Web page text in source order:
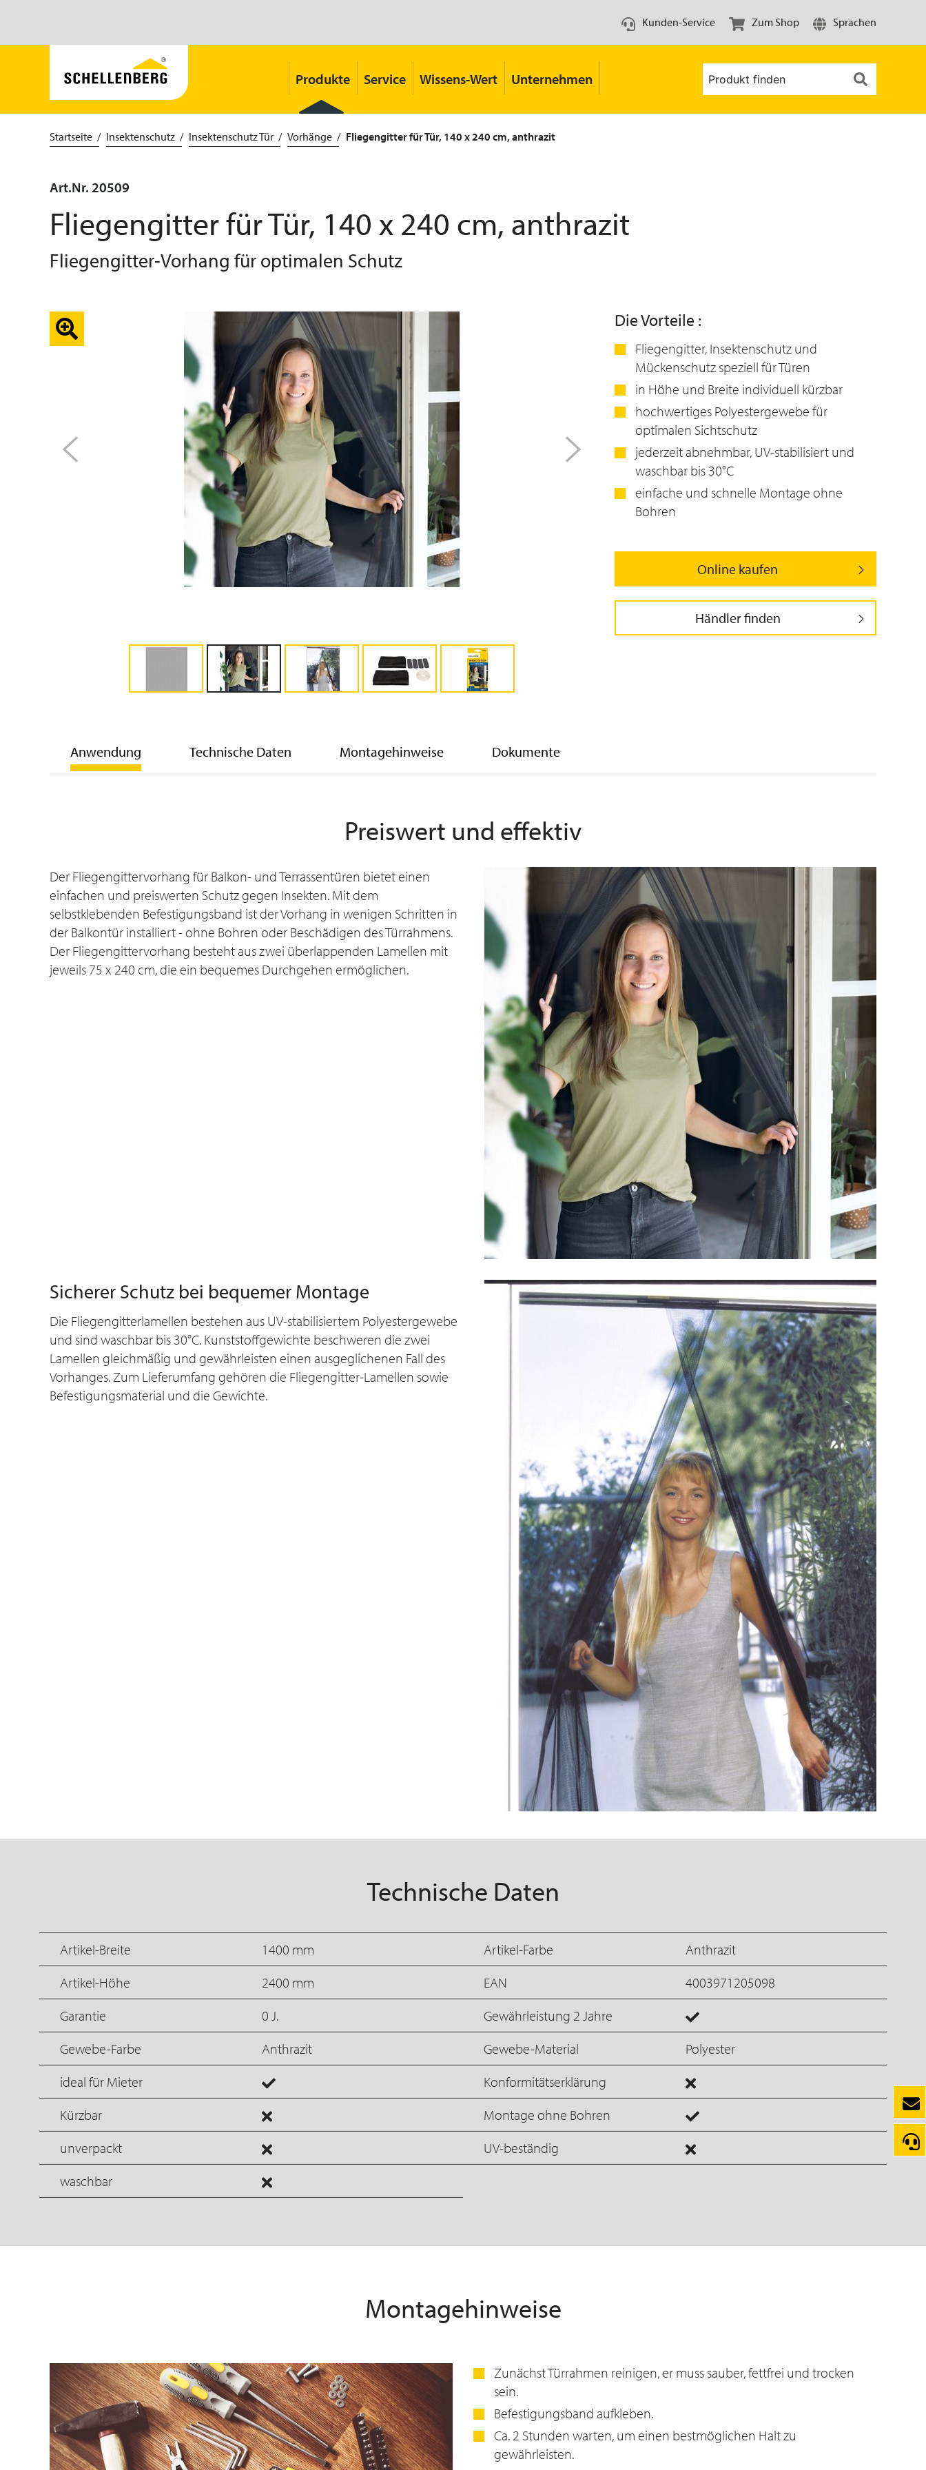
Kunden-Service Zum Shop Sprachen
Produkte Service Wissens-Wert Unternehmen
Startseite Insektenschutz Insektenschutz Tür Vorhänge Fliegengitter für Tür, 140 x 240 cm, anthrazit
Art.Nr. 20509
Fliegengitter für Tür, 140 x 240 cm, anthrazit
Fliegengitter-Vorhang für optimalen Schutz
Die Vorteile :
Fliegengitter, Insektenschutz und
Mückenschutz speziell für Türen
in Höhe und Breite individuell kürzbar
hochwertiges Polyestergewebe für
optimalen Sichtschutz
jederzeit abnehmbar, UV-stabilisiert und
waschbar bis 30°C
einfache und schnelle Montage ohne
Bohren
Online kaufen
Händler finden
Anwendung Technische Daten Montagehinweise Dokumente
Preiswert und effektiv
Der Fliegengittervorhang für Balkon- und Terrassentüren bietet einen
einfachen und preiswerten Schutz gegen Insekten. Mit dem
selbstklebenden Befestigungsband ist der Vorhang in wenigen Schritten in
der Balkontür installiert - ohne Bohren oder Beschädigen des Türrahmens.
Der Fliegengittervorhang besteht aus zwei überlappenden Lamellen mit
jeweils 75 x 240 cm, die ein bequemes Durchgehen ermöglichen.
Sicherer Schutz bei bequemer Montage
Die Fliegengitterlamellen bestehen aus UV-stabilisiertem Polyestergewebe
und sind waschbar bis 30°C. Kunststoffgewichte beschweren die zwei
Lamellen gleichmäßig und gewährleisten einen ausgeglichenen Fall des
Vorhanges. Zum Lieferumfang gehören die Fliegengitter-Lamellen sowie
Befestigungsmaterial und die Gewichte.
Technische Daten
Artikel-Breite 1400 mm Artikel-Farbe
Anthrazit
Artikel-Höhe
2400 mm EAN
4003971205098
Garantie
0 J.
Gewährleistung 2 Jahre
Gewebe-Farbe
Anthrazit Gewebe-Material
Polyester
ideal für Mieter
Konformitätserklärung
Kürzbar
Montage ohne Bohren
unverpackt
UV-beständig
waschbar
Montagehinweise
Zunächst Türrahmen reinigen, er muss sauber, fettfrei und trocken
sein.
Befestigungsband aufkleben.
Ca. 2 Stunden warten, um einen bestmöglichen Halt zu
gewährleisten.